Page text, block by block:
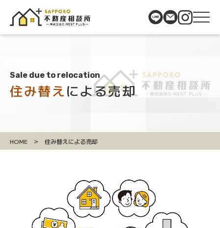
Sale due to relocation
住み替えによる売却
HOME > 住み替えによる売却